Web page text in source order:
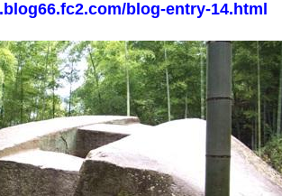
blog-entry-14.html